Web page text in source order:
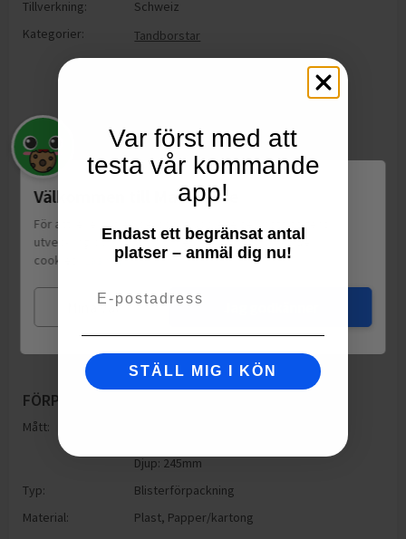
Tillverkning:
Schweiz
Kategorier:
Tandborstar
FÖRPACKNING
Mått:
Djup: 245mm
Typ:
Blisterförpackning
Material:
Plast, Papper/kartong
Välkommen till Matspar.se
För att leverera en personlig upplevelse, mäta sajtens
utveckling och ha sociala medier-koppling använder vi
cookies.
Läs mer
Mina val
Var först med att
testa vår kommande
app!
Endast ett begränsat antal
platser – anmäl dig nu!
STÄLL MIG I KÖN